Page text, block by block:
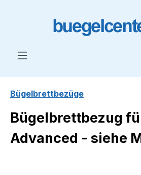
Bügelbrettbezüge
Bügelbrettbezug
Advanced - siehe